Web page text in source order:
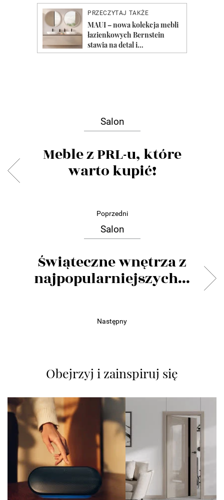
Salon
Meble z PRL-u, które
warto kupić!
Poprzedni
Salon
Świąteczne wnętrza z
najpopularniejszych...
Następny
Obejrzyj i zainspiruj się